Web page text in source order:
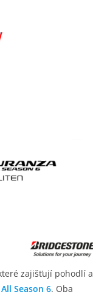
zajišťují pohodlí a
Season 6. Oba